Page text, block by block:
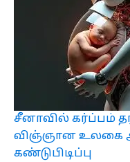
சீனாவில் கர்ப்பம்
விஞ்ஞான உலகை
கண்டுபிடிப்பு